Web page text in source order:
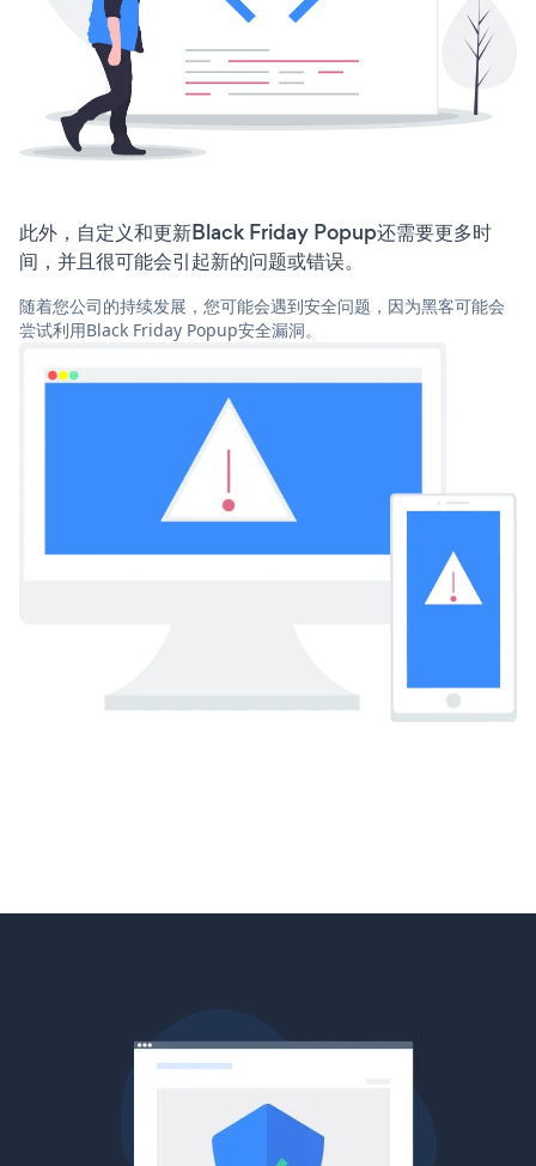
此外，自定义和更新Black Friday Popup还需要更多时
间，并且很可能会引起新的问题或错误。
随着您公司的持续发展，您可能会遇到安全问题，因为黑客可能会
尝试利用Black Friday Popup安全漏洞。